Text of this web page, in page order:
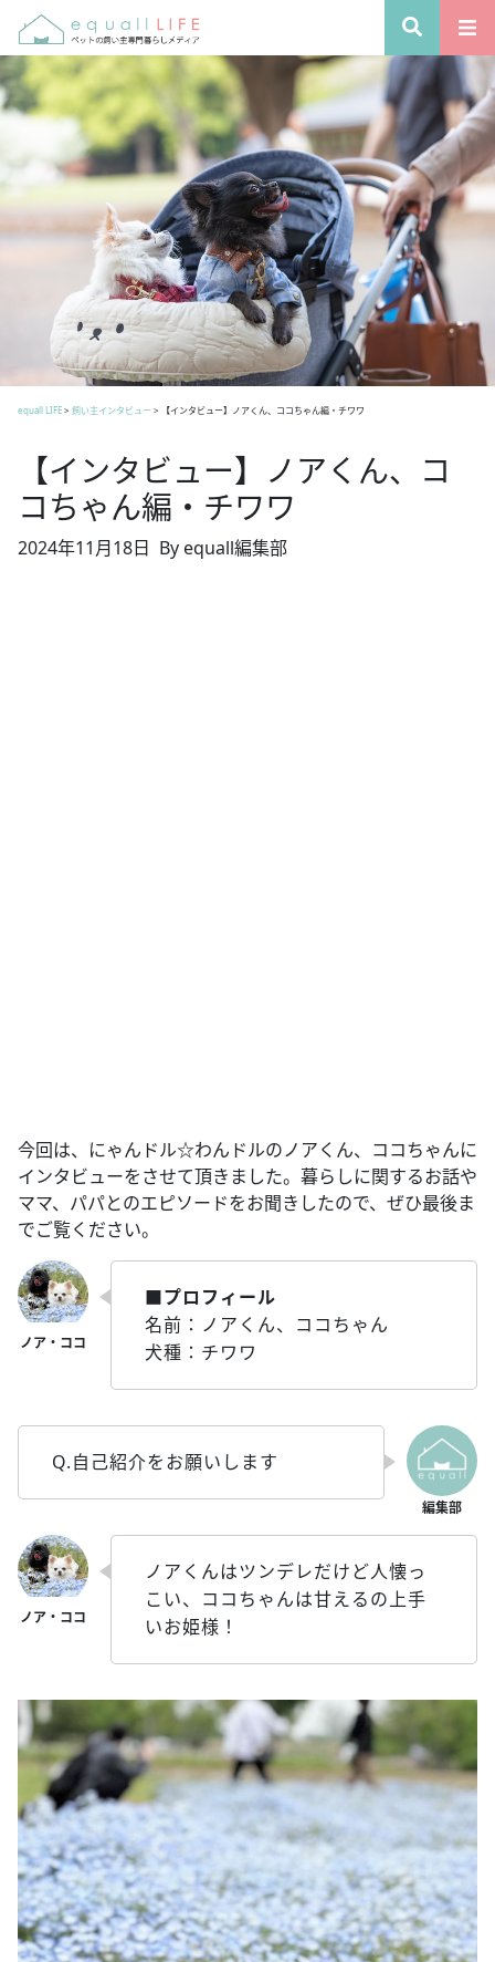
equall LIFE> 飼い主インタビュー > 【インタビュー】ノアくん、ココちゃん編・チワワ
【インタビュー】ノアくん、コ
コちゃん編・チワワ
2024年11月18日 By equall編集部
今回は、にゃんドル☆わんドルのノアくん、ココちゃんに
インタビューをさせて頂きました。暮らしに関するお話や
ママ、パパとのエピソードをお聞きしたので、ぜひ最後ま
でご覧ください。
■プロフィール
名前：ノアくん、ココちゃん
犬種：チワワ
Q.自己紹介をお願いします
ノアくんはツンデレだけど人懐っ
こい、ココちゃんは甘えるの上手
いお姫様！